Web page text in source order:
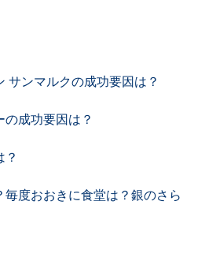
サンマルクの成功要因は？
成功要因は？
度おおきに食堂は？銀のさら